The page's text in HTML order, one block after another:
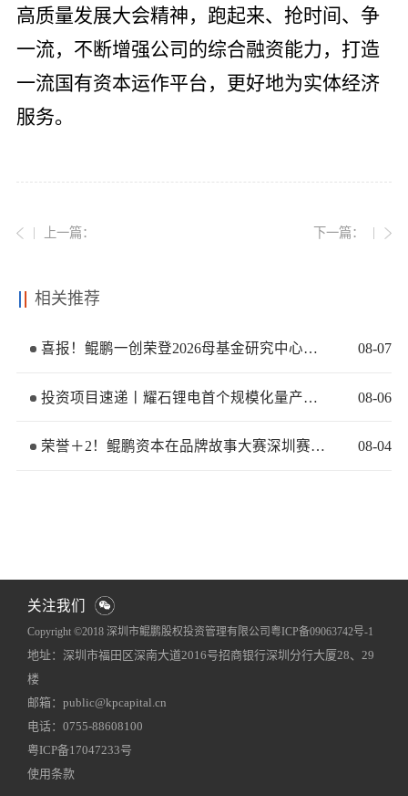
高质量发展大会精神，跑起来、抢时间、争
一流，不断增强公司的综合融资能力，打造
一流国有资本运作平台，更好地为实体经济
服务。
上一篇： 下一篇：
相关推荐
喜报！鲲鹏一创荣登2026母基金研究中心两大榜单 08-07
投资项目速递丨耀石锂电首个规模化量产基地签约落地 08-06
荣誉＋2！鲲鹏资本在品牌故事大赛深圳赛区再获佳绩 08-04
关注我们
Copyright ©2018 深圳市鲲鹏股权投资管理有限公司粤ICP备09063742号-1
网站地图犀牛云提供企业云服务
地址：深圳市福田区深南大道2016号招商银行深圳分行大厦28、29
楼
邮箱：public@kpcapital.cn
电话：0755-88608100
粤ICP备17047233号
使用条款